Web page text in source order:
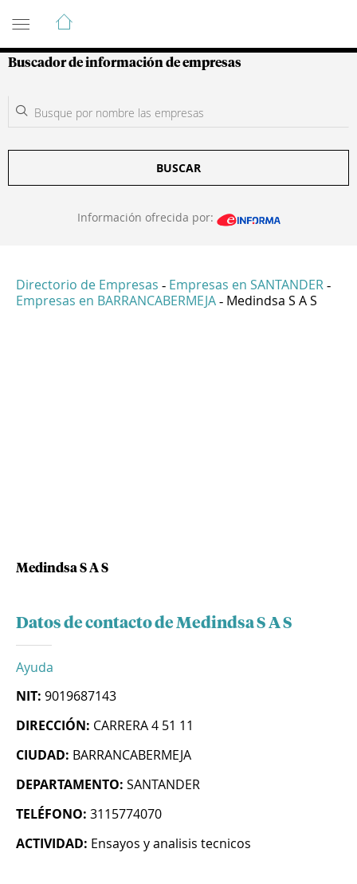
Guía de Empresas Colombianas
Buscador de información de empresas
BUSCAR
Información ofrecida por:
Directorio de Empresas - Empresas en SANTANDER -
Empresas en BARRANCABERMEJA - Medindsa S A S
Medindsa S A S
Datos de contacto de Medindsa S A S
Ayuda
NIT: 9019687143
DIRECCIÓN: CARRERA 4 51 11
CIUDAD: BARRANCABERMEJA
DEPARTAMENTO: SANTANDER
TELÉFONO: 3115774070
ACTIVIDAD: Ensayos y analisis tecnicos